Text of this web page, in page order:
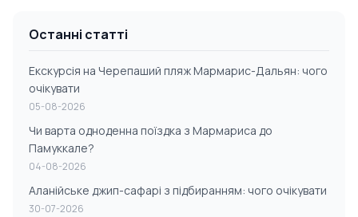
Останні статті
Екскурсія на Черепаший пляж Мармарис-Дальян: чого
очікувати
05-08-2026
Чи варта одноденна поїздка з Мармариса до
Памуккале?
04-08-2026
Аланійське джип-сафарі з підбиранням: чого очікувати
30-07-2026